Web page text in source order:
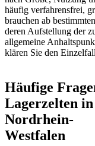
häufig verfahrensfrei,
brauchen ab
deren Aufstellung der
allgemeine
klären Sie den
Häufige
Lagerzelten in
Nordrhein-
Westfalen